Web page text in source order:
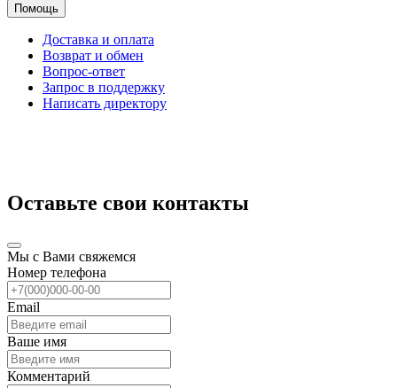
Помощь
Доставка и оплата
Возврат и обмен
Вопрос-ответ
Запрос в поддержку
Написать директору
Оставьте свои контакты
Мы с Вами свяжемся
Номер телефона
Email
Ваше имя
Комментарий